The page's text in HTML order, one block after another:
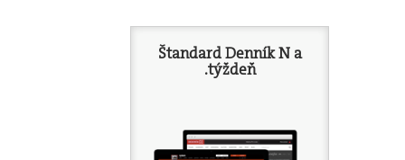
Štandard Denník N a
.týždeň